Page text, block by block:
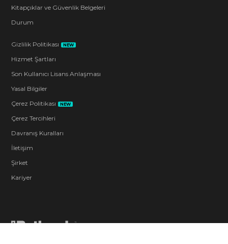
Kitapçıklar ve Güvenlik Belgeleri
Durum
Gizlilik Politikası NEW
Hizmet Şartları
Son Kullanıcı Lisans Anlaşması
Yasal Bilgiler
Çerez Politikası
NEW
Çerez Tercihleri
Davranış Kuralları
İletişim
Şirket
Kariyer